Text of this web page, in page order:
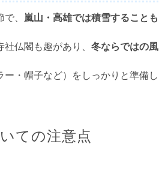
、 嵐山・高雄では積雪することも
仏閣も趣があり、 冬ならではの風
ー・帽子など）をしっかりと準備し
ての注意点